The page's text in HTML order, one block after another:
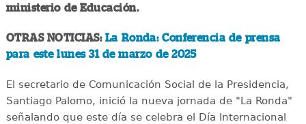
ministerio de Educación.
OTRAS NOTICIAS:La Ronda: Conferencia de prensa
para este lunes 31 de marzo de 2025
El secretario de Comunicación Social de la Presidencia,
Santiago Palomo, inició la nueva jornada de "La Ronda"
señalando que este día se celebra el Día Internacional